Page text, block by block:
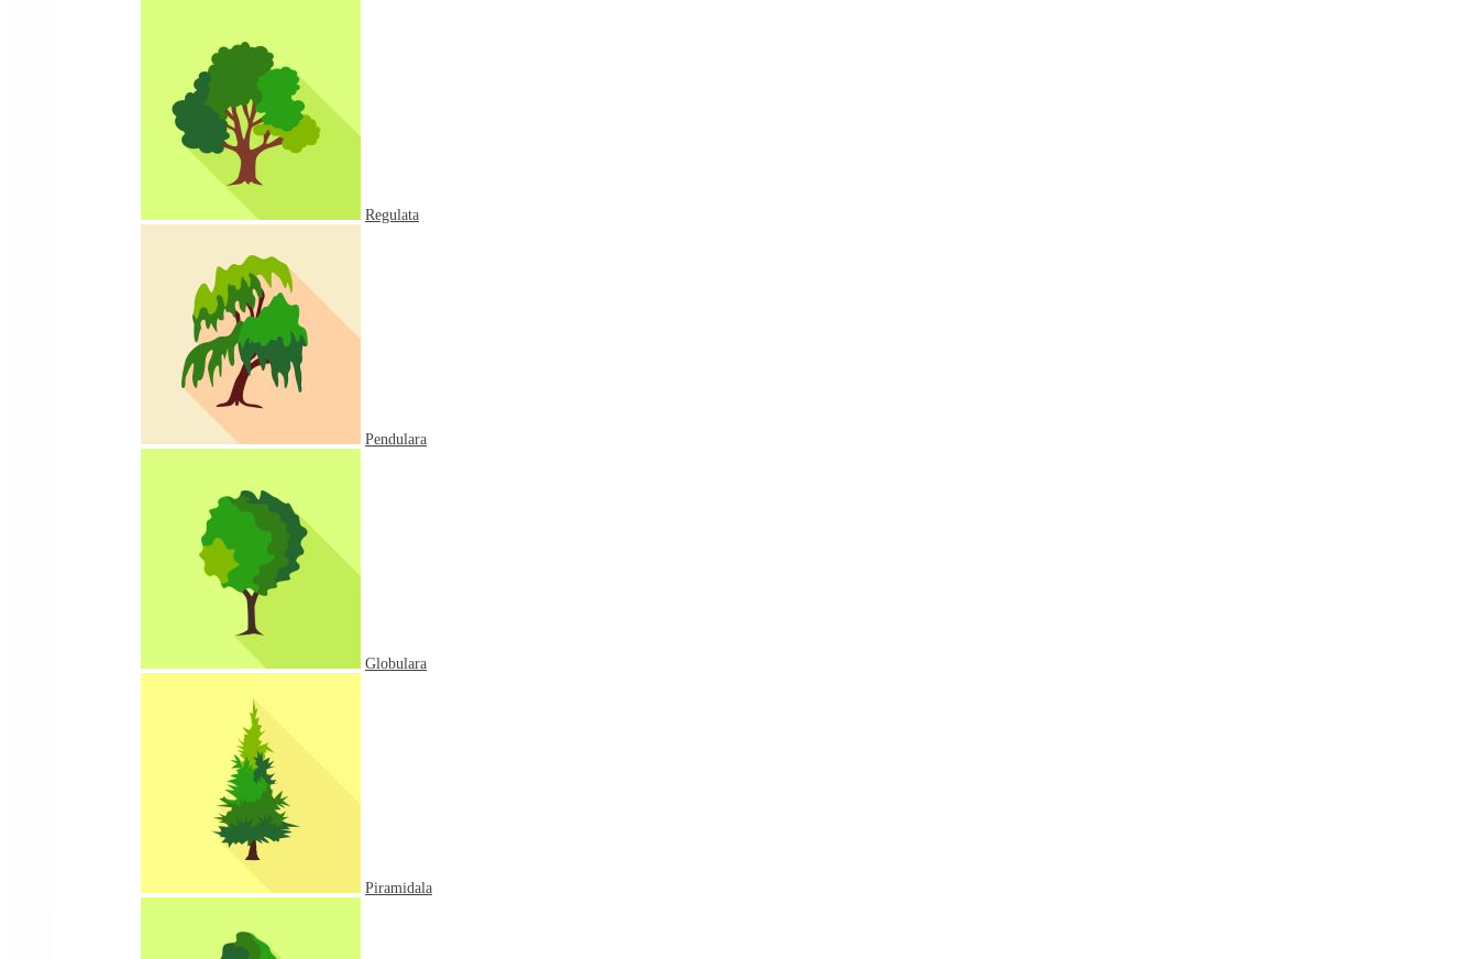
Regulata
Pendulara
Globulara
Piramidala